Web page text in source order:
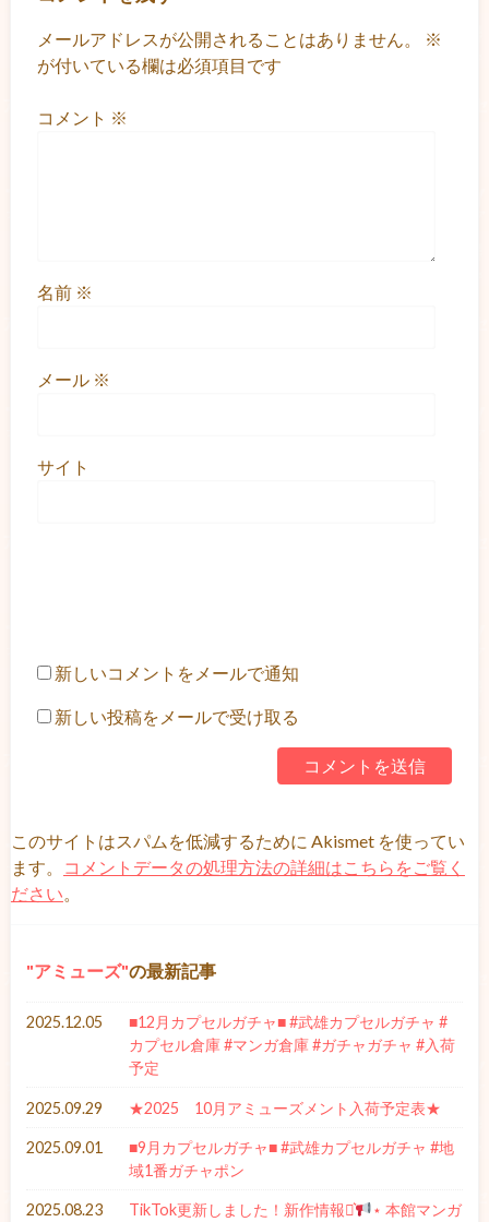
メールアドレスが公開されることはありません。
※
が付いている欄は必須項目です
コメント ※
名前 ※
メール ※
サイト
新しいコメントをメールで通知
新しい投稿をメールで受け取る
このサイトはスパムを低減するために Akismet を使ってい
ます。
コメントデータの処理方法の詳細はこちらをご覧く
ださい
アミューズ の最新記事
2025.12.05
■12月カプセルガチャ■ #武雄カプセルガチャ #
カプセル倉庫 #マンガ倉庫 #ガチャガチャ #入荷
予定
2025.09.29 ★2025 10月アミューズメント入荷予定表★
2025.09.01
■9月カプセルガチャ■ #武雄カプセルガチャ #地
域1番ガチャポン
2025.08.23 TikTok更新しました！新作情報⋆͛
⋆ 本館マンガ